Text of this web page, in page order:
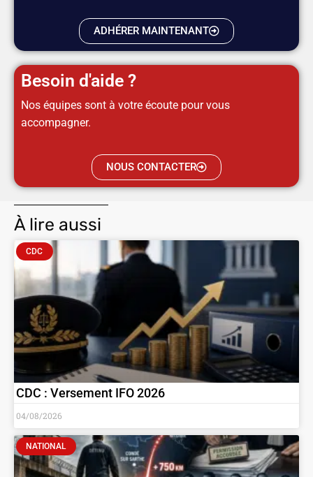
ADHÉRER MAINTENANT
Besoin d'aide ?
Nos équipes sont à votre écoute pour vous
accompagner.
NOUS CONTACTER
À lire aussi
CDC
CDC : Versement IFO 2026
04/08/2026
NATIONAL